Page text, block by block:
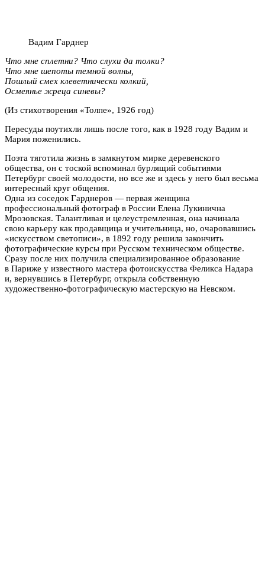
Вадим Гарднер
Что мне сплетни? Что слухи да толки?
Что мне шепоты темной волны,
Пошлый смех клеветнически колкий,
Осмеянье жреца синевы?
(Из стихотворения «Толпе», 1926 год)
Пересуды поутихли лишь после того, как в 1928 году Вадим и
Мария поженились.
Поэта тяготила жизнь в замкнутом мирке деревенского
общества, он с тоской вспоминал бурлящий событиями
Петербург своей молодости, но все же и здесь у него был весьма
интересный круг общения.
Одна из соседок Гарднеров — первая женщина
профессиональный фотограф в России Елена Лукинична
Мрозовская. Талантливая и целеустремленная, она начинала
свою карьеру как продавщица и учительница, но, очаровавшись
«искусством светописи», в 1892 году решила закончить
фотографические курсы при Русском техническом обществе.
Сразу после них получила специализированное образование
в Париже у известного мастера фотоискусства Феликса Надара
и, вернувшись в Петербург, открыла собственную
художественно-фотографическую мастерскую на Невском.